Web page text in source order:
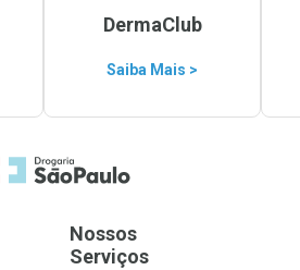
DermaClub
Saiba Mais >
a Home
Nossos
Serviços